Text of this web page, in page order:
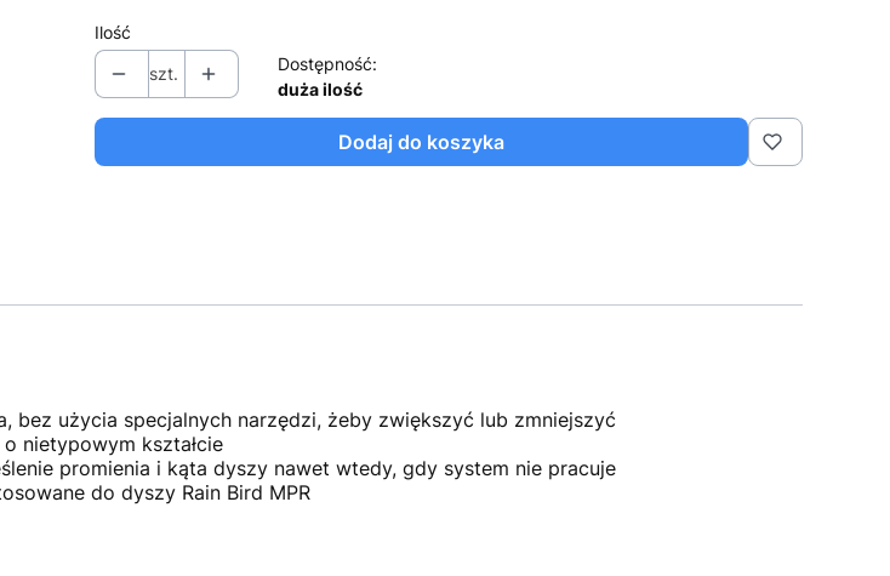
Ilość
szt.
Dostępność:
duża ilość
Dodaj do koszyka
bez użycia specjalnych narzędzi, żeby zwiększyć lub zmniejszyć
nietypowym kształcie
promienia i kąta dyszy nawet wtedy, gdy system nie pracuje
do dyszy Rain Bird MPR